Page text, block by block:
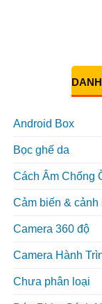
Android Box
Bọc ghế da
Cách Âm Chống
Cảm biến & cảnh
Camera 360 độ
Camera Hành
Chưa phân loại